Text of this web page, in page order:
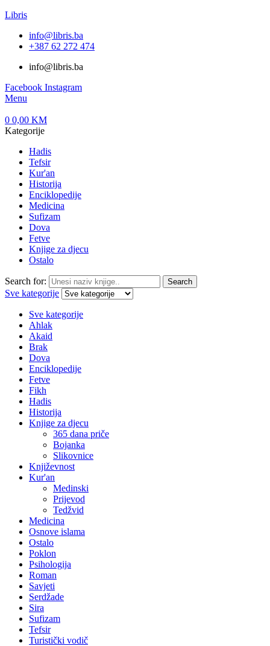
Libris
info@libris.ba
+387 62 272 474​
info@libris.ba
Facebook Instagram
Menu
0 0,00 KM
Kategorije
Hadis
Tefsir
Kur'an
Historija
Enciklopedije
Medicina
Sufizam
Dova
Fetve
Knjige za djecu
Ostalo
Search for: Search
Sve kategorije
Sve kategorije
Ahlak
Akaid
Brak
Dova
Enciklopedije
Fetve
Fikh
Hadis
Historija
Knjige za djecu
365 dana priče
Bojanka
Slikovnice
Književnost
Kur'an
Medinski
Prijevod
Tedžvid
Medicina
Osnove islama
Ostalo
Poklon
Psihologija
Roman
Savjeti
Serdžade
Sira
Sufizam
Tefsir
Turistički vodič